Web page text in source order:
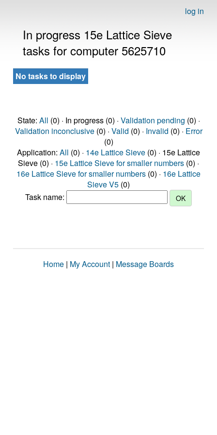
log in
In progress 15e Lattice Sieve
tasks for computer 5625710
No tasks to display
State: All (0) · In progress (0) · Validation pending (0) ·
Validation inconclusive(0) · Valid (0) · Invalid (0) · Error
(0)
Application: All (0) · 14e Lattice Sieve (0) · 15e Lattice
Sieve (0) · 15e Lattice Sieve for smaller numbers (0) ·
16e Lattice Sieve for smaller numbers (0) · 16e Lattice
Sieve V5 (0)
Task name:
Home | My Account | Message Boards